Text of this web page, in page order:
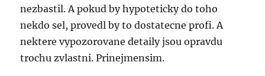
nezbastil. A pokud by hypoteticky do toho
nekdo sel, provedl by to dostatecne profi. A
nektere vypozorovane detaily jsou opravdu
trochu zvlastni. Prinejmensim.